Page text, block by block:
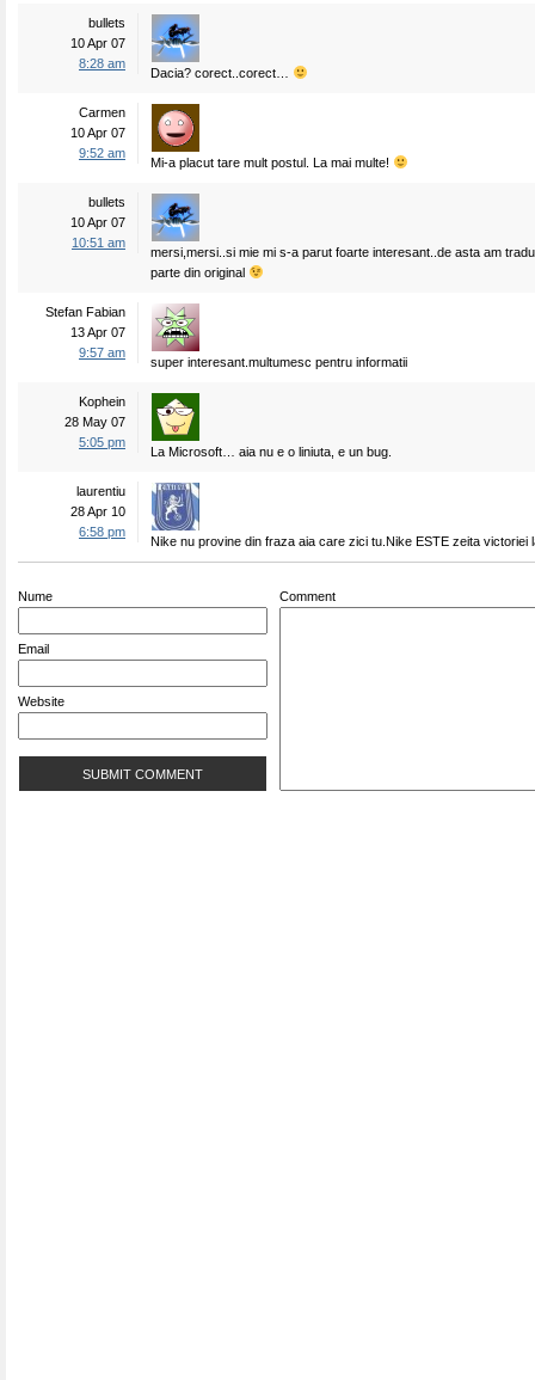
bullets
10 Apr 07
8:28 am
Dacia? corect..corect…
Carmen
10 Apr 07
9:52 am
Mi-a placut tare mult postul. La mai multe!
bullets
10 Apr 07
10:51 am
mersi,mersi..si mie mi s-a parut foarte interesant..de asta am
parte din original
Stefan Fabian
13 Apr 07
9:57 am
super interesant.multumesc pentru informatii
Kophein
28 May 07
5:05 pm
La Microsoft… aia nu e o liniuta, e un bug.
laurentiu
28 Apr 10
6:58 pm
Nike nu provine din fraza aia care zici tu.Nike ESTE zeita victoriei
Nume
Email
Website
Comment